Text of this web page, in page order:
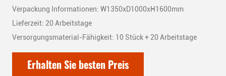
Verpackung Informationen: W1350xD1000xH1600mm
Lieferzeit: 20 Arbeitstage
Versorgungsmaterial-Fähigkeit: 10 Stück + 20 Arbeitstage
Erhalten Sie besten Preis